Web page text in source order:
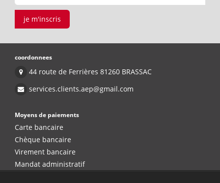
je m'inscris
coordonnees
44 route de Ferrières 81260 BRASSAC
services.clients.aep@gmail.com
Moyens de paiements
Carte bancaire
Chèque bancaire
Virement bancaire
Mandat administratif